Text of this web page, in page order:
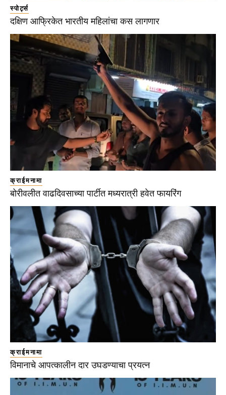
स्पोर्ट्स
दक्षिण आफ्रिकेत भारतीय महिलांचा कस लागणार
क्राईमनामा
बोरीवलीत वाढदिवसाच्या पार्टीत मध्यरात्री हवेत फायरिंग
क्राईमनामा
विमानाचे आपत्कालीन दार उघडण्याचा प्रयत्न